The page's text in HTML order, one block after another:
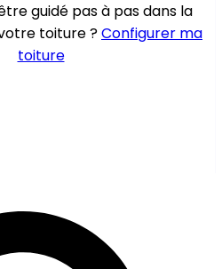
guidé pas à pas dans la
toiture ?Configurer ma
toiture